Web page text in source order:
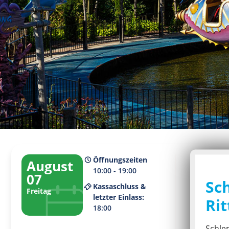
August
07
Freitag
Öffnungszeiten
10:00 - 19:00
Kassaschluss &
letzter Einlass:
18:00